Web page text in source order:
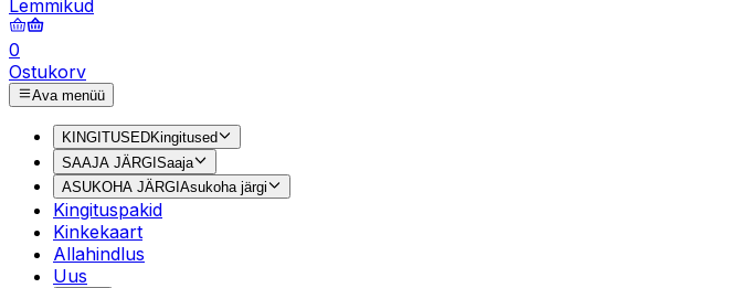
Lemmikud
0
Ostukorv
Ava menüü
KINGITUSEDKingitused
SAAJA JÄRGISaaja
ASUKOHA JÄRGI Asukoha järgi
Kingituspakid
Kinkekaart
Allahindlus
Uus